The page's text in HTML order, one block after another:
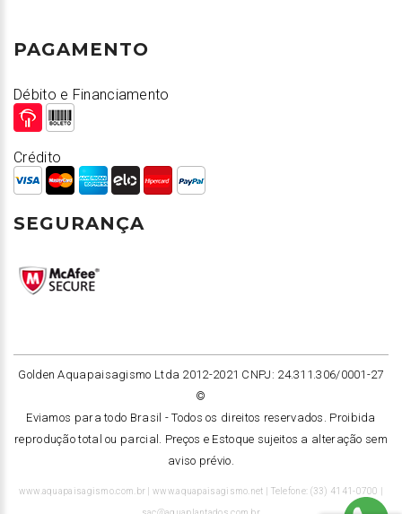
PAGAMENTO
Débito e Financiamento
Crédito
SEGURANÇA
Golden Aquapaisagismo Ltda 2012-2021 CNPJ: 24.311.306/0001-27
©
Eviamos para todo Brasil -Todos os direitos reservados. Proibida
reprodução total ou parcial. Preços e Estoque sujeitos a alteração sem
aviso prévio.
www.aquapaisagismo.com.br | www.aquapaisagismo.net | Telefone: (33) 4141-0700 |